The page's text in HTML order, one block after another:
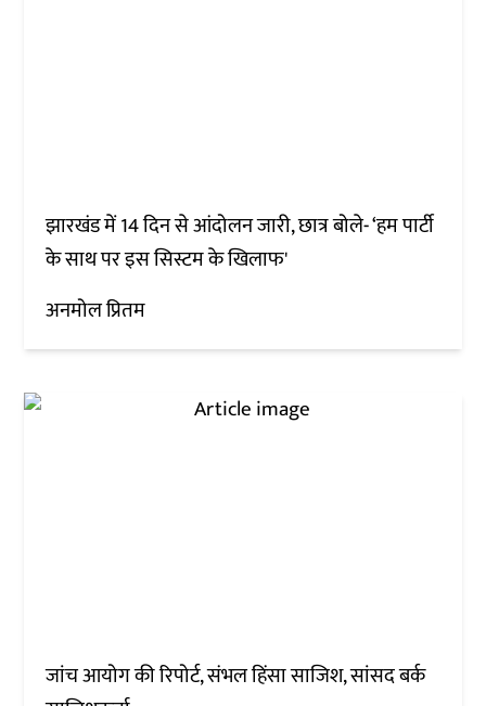
झारखंड में 14 दिन से आंदोलन जारी, छात्र बोले- ‘हम पार्टी
के साथ पर इस सिस्टम के खिलाफ'
अनमोल प्रितम
जांच आयोग की रिपोर्ट, संभल हिंसा साजिश, सांसद बर्क